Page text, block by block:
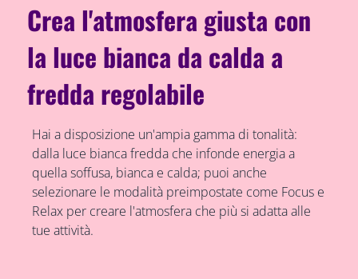
Crea l'atmosfera giusta con
la luce bianca da calda a
fredda regolabile
Hai a disposizione un'ampia gamma di tonalità:
dalla luce bianca fredda che infonde energia a
quella soffusa, bianca e calda; puoi anche
selezionare le modalità preimpostate come Focus e
Relax per creare l'atmosfera che più si adatta alle
tue attività.